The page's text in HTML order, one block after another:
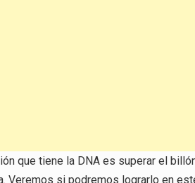
que tiene la DNA es superar el
Veremos si podremos lograrlo en